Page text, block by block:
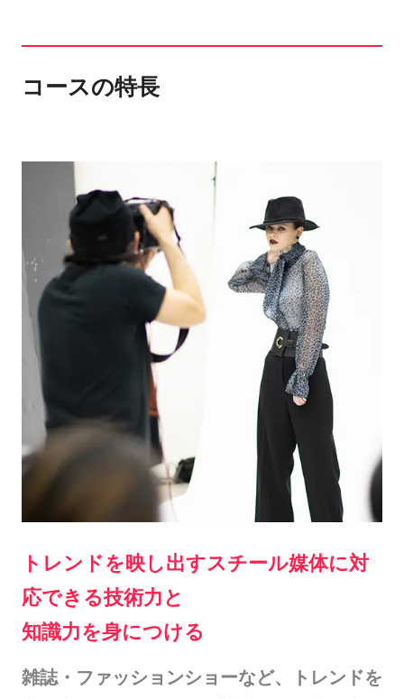
コースの特長
トレンドを映し出すスチール媒体に対
応できる技術力と
知識力を身につける
雑誌・ファッションショーなど、トレンドを